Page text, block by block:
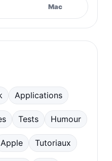
Mac
Applications
Tests Humour
Apple Tutoriaux